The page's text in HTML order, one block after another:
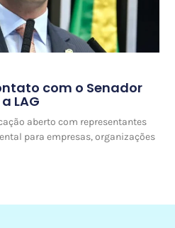
com o Senador
LAG
aberto com representantes
para empresas, organizações